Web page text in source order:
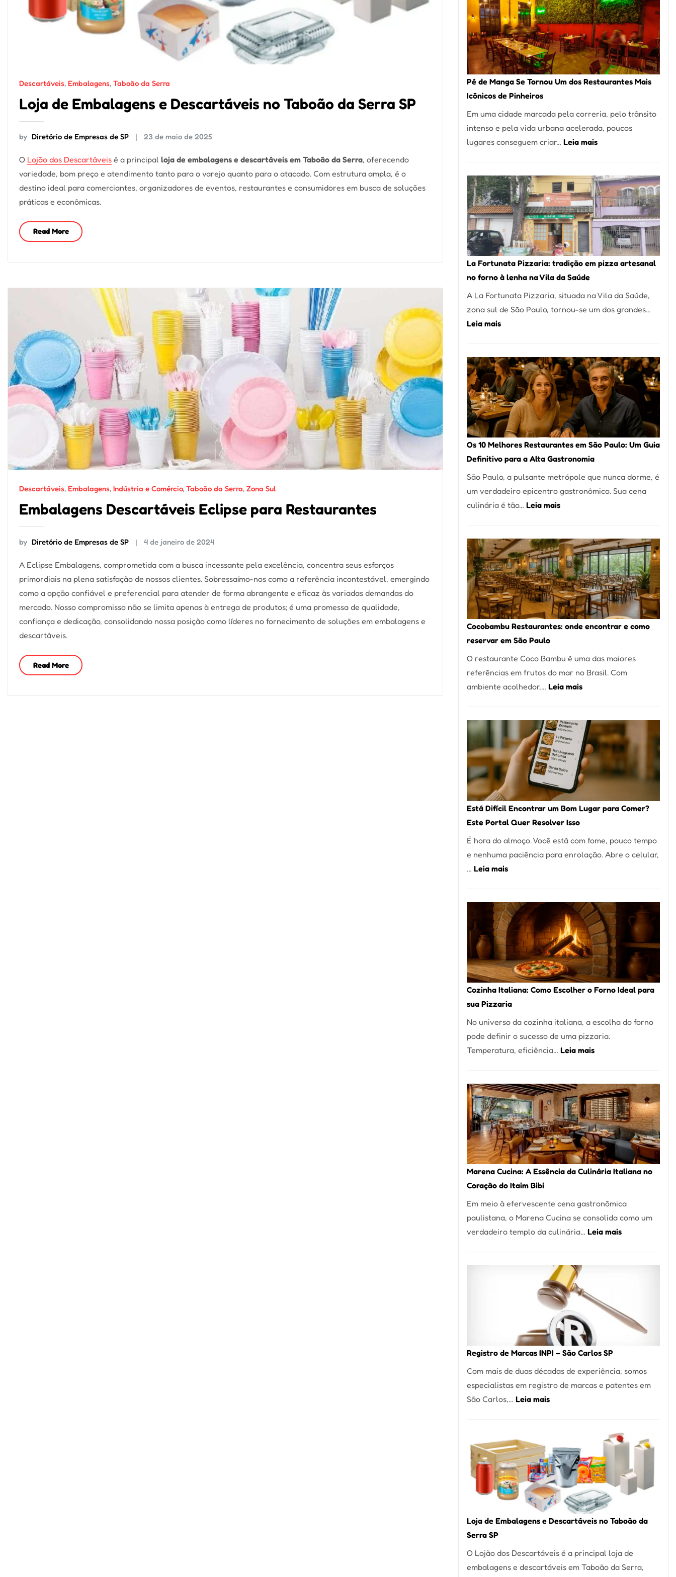
Descartáveis, Embalagens, Taboão da Serra
Loja de Embalagens e Descartáveis no Taboão da Serra SP
by Diretório de Empresas de SP 23 de maio de 2025
O Lojão dos Descartáveis é a principal loja de embalagens e descartáveis em Taboão da Serra, oferecendo
variedade, bom preço e atendimento tanto para o varejo quanto para o atacado. Com estrutura ampla, é o
destino ideal para comerciantes, organizadores de eventos, restaurantes e consumidores em busca de soluções
práticas e econômicas.
Read More
Descartáveis, Embalagens, Indústria e Comércio, Taboão da Serra, Zona Sul
Embalagens Descartáveis Eclipse para Restaurantes
by Diretório de Empresas de SP 4 de janeiro de 2024
A Eclipse Embalagens, comprometida com a busca incessante pela excelência, concentra seus esforços
primordiais na plena satisfação de nossos clientes. Sobressaímo-nos como a referência incontestável, emergindo
como a opção confiável e preferencial para atender de forma abrangente e eficaz às variadas demandas do
mercado. Nosso compromisso não se limita apenas à entrega de produtos; é uma promessa de qualidade,
confiança e dedicação, consolidando nossa posição como líderes no fornecimento de soluções em embalagens e
descartáveis.
Read More
Pé de Manga Se Tornou Um dos Restaurantes Mais
Icônicos de Pinheiros
Em uma cidade marcada pela correria, pelo trânsito
intenso e pela vida urbana acelerada, poucos
lugares conseguem criar… Leia mais:
Manga
Se
Tornou
Um
dos
Restaurantes
Mais
de
Pinheiros
La Fortunata Pizzaria: tradição em pizza artesanal
no forno à lenha na Vila da Saúde
A La Fortunata Pizzaria, situada na Vila da Saúde,
zona sul de São Paulo, tornou-se um dos grandes…
Leia mais:
Pizzaria:
tradição
em
pizza
artesanal
no
forno
à
lenha
na
Vila
Os 10 Melhores Restaurantes em São Paulo: Um Guia
Definitivo para a Alta Gastronomia
São Paulo, a pulsante metrópole que nunca dorme, é
um verdadeiro epicentro gastronômico. Sua cena
culinária é tão… Leia mais:
Melhores
Restaurantes
em
São
Paulo:
Um
Guia
para
a
Alta
Cocobambu Restaurantes: onde encontrar e como
reservar em São Paulo
O restaurante Coco Bambu é uma das maiores
referências em frutos do mar no Brasil. Com
ambiente acolhedor,… Leia mais:
onde
encontrar
e
como
reservar
em
São
Está Difícil Encontrar um Bom Lugar para Comer?
Este Portal Quer Resolver Isso
É hora do almoço. Você está com fome, pouco tempo
e nenhuma paciência para enrolação. Abre o celular,
… Leia mais:
Encontrar
um
Bom
Lugar
para
Comer?
Este
Portal
Quer
Resolver
Isso
Cozinha Italiana: Como Escolher o Forno Ideal para
sua Pizzaria
No universo da cozinha italiana, a escolha do forno
pode definir o sucesso de uma pizzaria.
Temperatura, eficiência… Leia mais:
Como
Escolher
o
Forno
Ideal
para
sua
Marena Cucina: A Essência da Culinária Italiana no
Coração do Itaim Bibi
Em meio à efervescente cena gastronômica
paulistana, o Marena Cucina se consolida como um
verdadeiro templo da culinária… Leia mais:
Culinária
Italiana
do
Itaim
Registro de Marcas INPI – São Carlos SP
Com mais de duas décadas de experiência, somos
especialistas em registro de marcas e patentes em
São Carlos,… Leia mais:
INPI
–
São
Carlos
SP
Loja de Embalagens e Descartáveis no Taboão da
Serra SP
O Lojão dos Descartáveis é a principal loja de
embalagens e descartáveis em Taboão da Serra,